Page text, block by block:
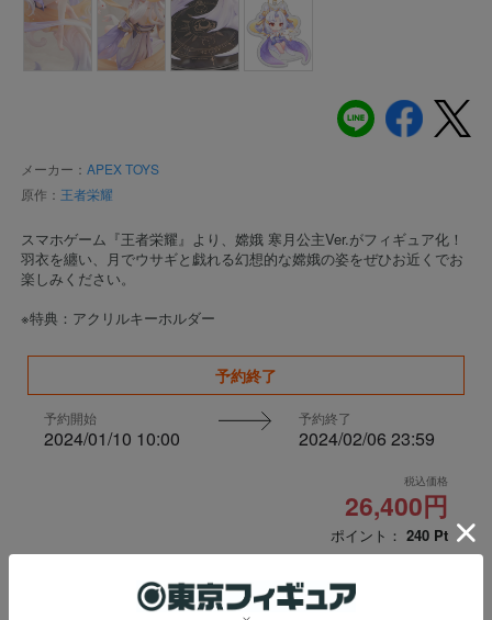
メーカー： APEX TOYS
原作： 王者栄耀
スマホゲーム『王者栄耀』より、嫦娥 寒月公主Ver.がフィギュア化！
羽衣を纏い、月でウサギと戯れる幻想的な嫦娥の姿をぜひお近くでお
楽しみください。
※特典：アクリルキーホルダー
予約終了
予約開始
2024/01/10 10:00
予約終了
2024/02/06 23:59
税込価格
26,400円
ポイント： 240 Pt
※数量に関しましては、おひとり様3個までの販売とさせて頂いておりま
す。上限数を超え数量はキャンセル扱いとなります。